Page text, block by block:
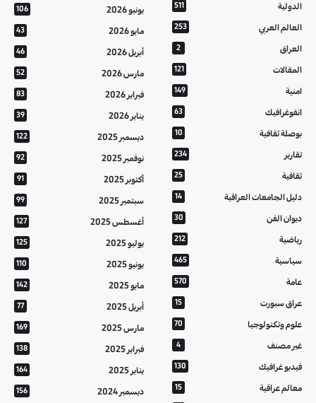
الدولية 511
العالم العربي 253
العراق 2
المقالات 121
امنية 149
انفوغرافيك 63
بوصلة ثقافية 10
تقارير 234
ثقافية 25
دليل الجامعات العراقية 14
ديوان الفن 30
رياضية 212
سياسية 465
عامة 570
عراق سبورت 15
علوم وتكنولوجيا 70
غير مصنف 4
فيديو غرافيك 130
معالم عراقية 15
يونيو 2026 106
مايو 2026 43
أبريل 2026 46
مارس 2026 52
فبراير 2026 83
يناير 2026 39
ديسمبر 2025 122
نوفمبر 2025 92
أكتوبر 2025 91
سبتمبر 2025 99
أغسطس 2025 127
يوليو 2025 125
يونيو 2025 110
مايو 2025 142
أبريل 2025 77
مارس 2025 169
فبراير 2025 138
يناير 2025 164
ديسمبر 2024 156